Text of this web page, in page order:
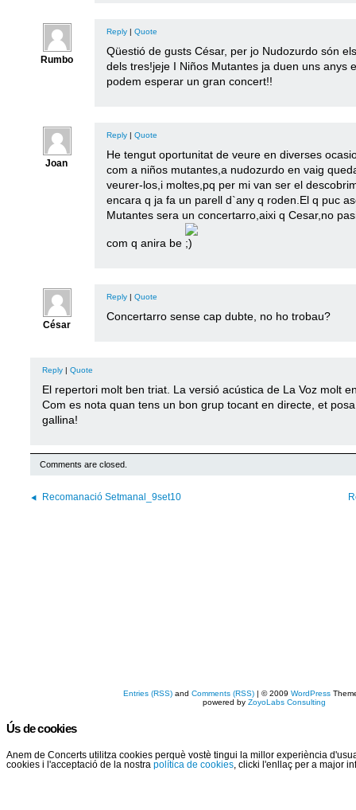
Rumbo
Reply | Quote
Qüestió de gusts César, per jo Nudozurdo són
dels tres!jeje I Niños Mutantes ja duen uns anys
podem esperar un gran concert!!
Joan
Reply | Quote
He tengut oportunitat de veure en diverses
com a niños mutantes,a nudozurdo en vaig
veurer-los,i moltes,pq per mi van ser el
encara q ja fa un parell d`any q roden.El q puc
Mutantes sera un concertarro,aixi q Cesar,no
com q anira be
César
Reply | Quote
Concertarro sense cap dubte, no ho trobau?
Reply | Quote
El repertori molt ben triat. La versió acústica de La Voz molt
Com es nota quan tens un bon grup tocant en directe, et
gallina!
Comments are closed.
Recomanació Setmanal_9set10
Entries (RSS) andComments (RSS) | © 2009WordPress
powered byZoyoLabs Consulting
Ús de cookies
Anem de Concerts utilitza cookies perquè vostè tingui la millor experiència
cookies i l'acceptació de la nostra política de cookies , clicki l'enllaç per a major